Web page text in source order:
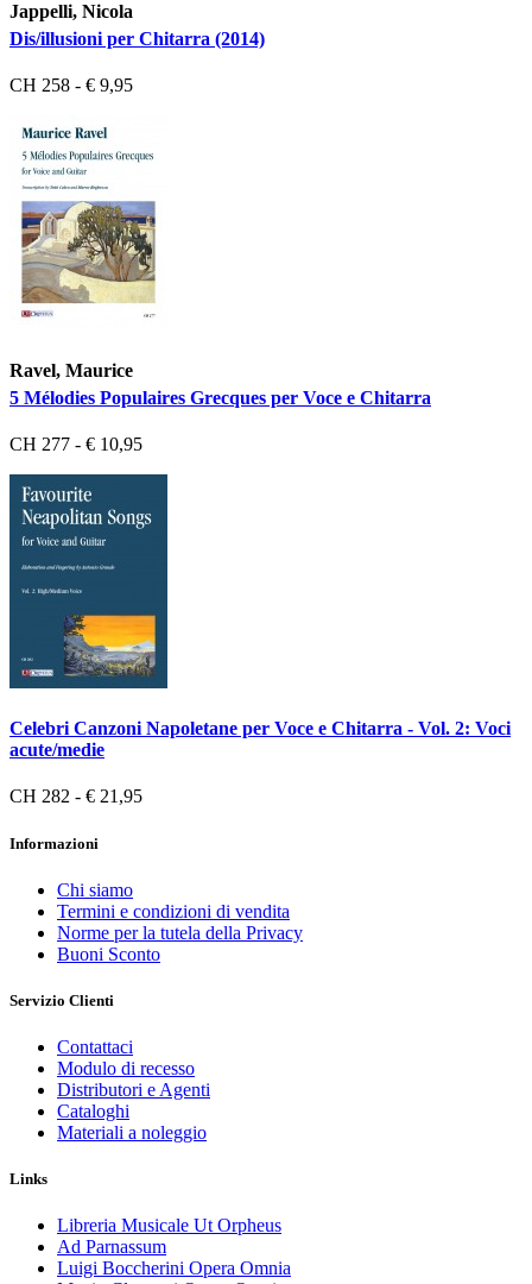
Jappelli, Nicola
Dis/illusioni per Chitarra (2014)
CH 258 - € 9,95
Ravel, Maurice
5 Mélodies Populaires Grecques per Voce e Chitarra
CH 277 - € 10,95
Celebri Canzoni Napoletane per Voce e Chitarra - Vol. 2: Voci
acute/medie
CH 282 - € 21,95
Informazioni
Chi siamo
Termini e condizioni di vendita
Norme per la tutela della Privacy
Buoni Sconto
Servizio Clienti
Contattaci
Modulo di recesso
Distributori e Agenti
Cataloghi
Materiali a noleggio
Links
Libreria Musicale Ut Orpheus
Ad Parnassum
Luigi Boccherini Opera Omnia